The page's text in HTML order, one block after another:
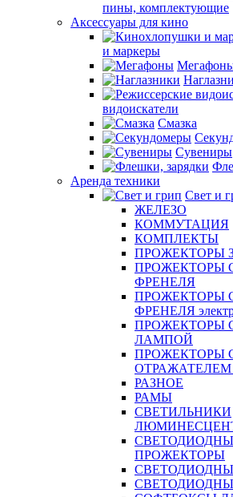
пины, комплектующие
Аксессуары для кино
и маркеры
видоискатели
Смазка
Сувениры
Аренда техники
Свет и
ЖЕЛЕЗО
КОММУТАЦИЯ
КОМПЛЕКТЫ
ПРОЖЕКТОРЫ
ПРОЖЕКТОРЫ
ФРЕНЕЛЯ
ПРОЖЕКТОРЫ
ФРЕНЕЛЯ
ПРОЖЕКТОРЫ
ЛАМПОЙ
ПРОЖЕКТОРЫ
ОТРАЖАТЕЛЕМ
РАЗНОЕ
РАМЫ
СВЕТИЛЬНИКИ
ПРОЖЕКТОРЫ